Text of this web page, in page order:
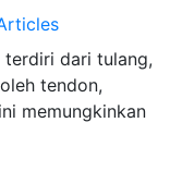
terdiri dari tulang,
tendon,
memungkinkan